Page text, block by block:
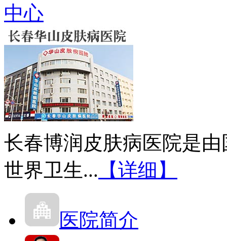
中心
长春博润皮肤病医院是
世界卫生... 【详细】
医院简介